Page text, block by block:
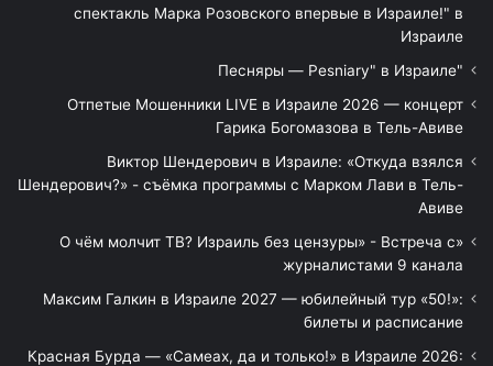
спектакль Марка Розовского впервые в Израиле!" в
Израиле
"Песняры — Pesniary" в Израиле
Отпетые Мошенники LIVE в Израиле 2026 — концерт
Гарика Богомазова в Тель-Авиве
Виктор Шендерович в Израиле: «Откуда взялся
Шендерович?» - съёмка программы с Марком Лави в Тель-
Авиве
«О чём молчит ТВ? Израиль без цензуры» - Встреча с
журналистами 9 канала
Максим Галкин в Израиле 2027 — юбилейный тур «50!»:
билеты и расписание
Красная Бурда — «Самеах, да и только!» в Израиле 2026: